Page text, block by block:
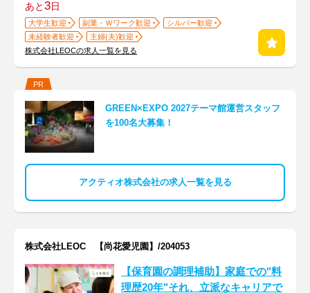
あと3日
大学生歓迎 副業・Ｗワーク歓迎
シルバー歓迎
未経験者歓迎
主婦(夫)歓迎
株式会社LEOCの求人一覧を見る
PR
GREEN×EXPO 2027テーマ館運営スタッフ
を100名大募集！
アクティオ株式会社の求人一覧を見る
株式会社LEOC 【尚花愛児園】/204053
【保育園の調理補助】家庭での"料
理歴20年"それ、立派なキャリアで